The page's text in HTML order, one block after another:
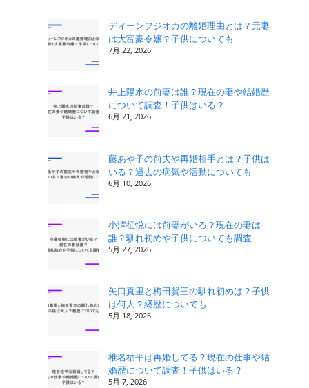
ディーンフジオカの離婚理由とは？元妻
は大富豪令嬢？子供についても
7月 22, 2026
井上陽水の前妻は誰？現在の妻や結婚歴
について調査！子供はいる？
6月 21, 2026
藤あや子の前夫や再婚相手とは？子供は
いる？過去の病気や活動についても
6月 10, 2026
小澤征悦には前妻がいる？現在の妻は
誰？馴れ初めや子供についても調査
5月 27, 2026
矢口真里と梅田賢三の馴れ初めは？子供
は何人？経歴についても
5月 18, 2026
椎名桔平は再婚してる？現在の仕事や結
婚歴について調査！子供はいる？
5月 7, 2026